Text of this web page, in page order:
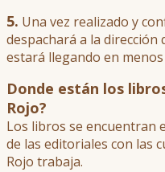
5. Una vez realizado y
despachará a la dirección
estará llegando en
Donde están los
Rojo?
Los libros se encuentran
de las editoriales con las
Rojo trabaja.